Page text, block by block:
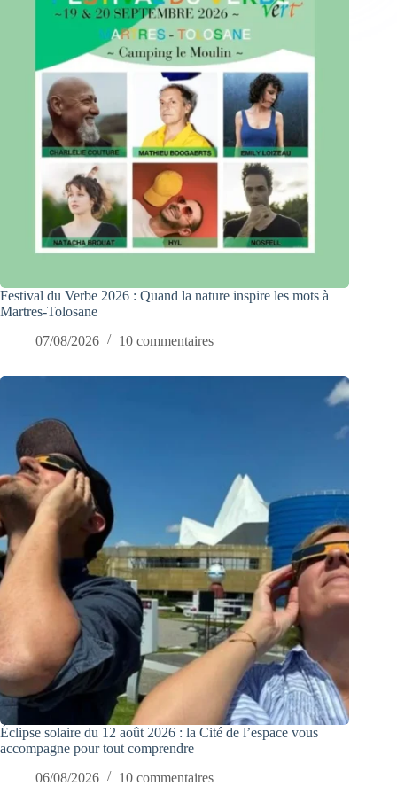
Festival du Verbe 2026 : Quand la nature inspire les mots à
Martres-Tolosane
07/08/2026
10 commentaires
Éclipse solaire du 12 août 2026 : la Cité de l’espace vous
accompagne pour tout comprendre
06/08/2026
10 commentaires